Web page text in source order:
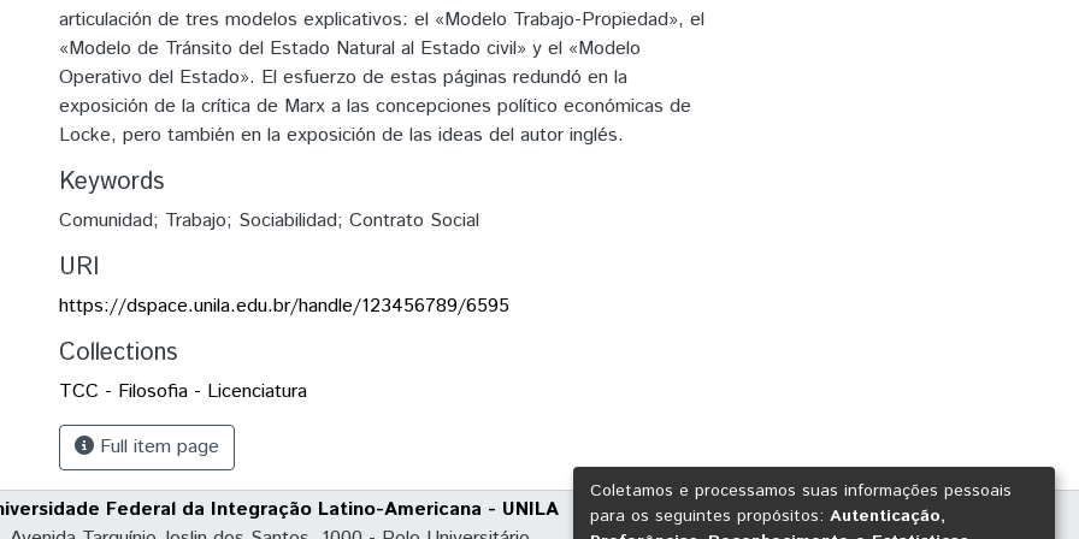
articulación de tres modelos explicativos: el «Modelo Trabajo-Propiedad», el
«Modelo de Tránsito del Estado Natural al Estado civil» y el «Modelo
Operativo del Estado». El esfuerzo de estas páginas redundó en la
exposición de la crítica de Marx a las concepciones político económicas de
Locke, pero también en la exposición de las ideas del autor inglés.
Keywords
Comunidad; Trabajo; Sociabilidad; Contrato Social
URI
https://dspace.unila.edu.br/handle/123456789/6595
Collections
TCC - Filosofia - Licenciatura
Full item page
Federal da Integração Latino-Americana - UNILA
Coletamos e processamos suas informações pessoais
para os seguintes propósitos: Autenticação,